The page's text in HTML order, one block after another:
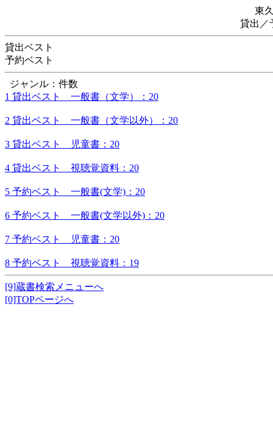
東
貸出／
貸出ベスト
予約ベスト
ジャンル：件数
1 貸出ベスト 一般書（文学）：20
2 貸出ベスト 一般書（文学以外）：20
3 貸出ベスト 児童書：20
4 貸出ベスト 視聴覚資料：20
5 予約ベスト 一般書(文学)：20
6 予約ベスト 一般書(文学以外)：20
7 予約ベスト 児童書：20
8 予約ベスト 視聴覚資料：19
[9]蔵書検索メニューへ
[0]TOPページへ